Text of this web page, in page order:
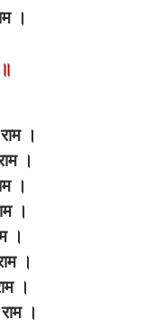
।
।
।
।
।
।
।
।
।